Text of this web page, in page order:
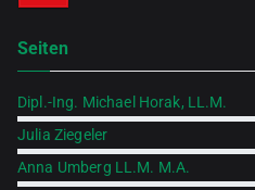
Seiten
Dipl.-Ing. Michael Horak, LL.M.
Julia Ziegeler
Anna Umberg LL.M. M.A.